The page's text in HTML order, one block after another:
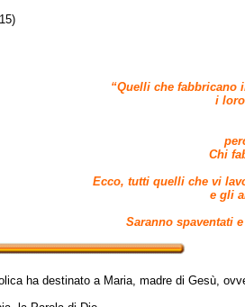
“Quelli che fabbricano
i
Chi
Ecco, tutti quelli che vi
e gli
Saranno spaventati
ha destinato a Maria, madre di Gesù,